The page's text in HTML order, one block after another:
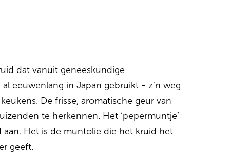
dat vanuit geneeskundige
eeuwenlang in Japan gebruikt - z’n weg
De frisse, aromatische geur van
te herkennen. Het ‘pepermuntje’
Het is de muntolie die het kruid het
geeft.